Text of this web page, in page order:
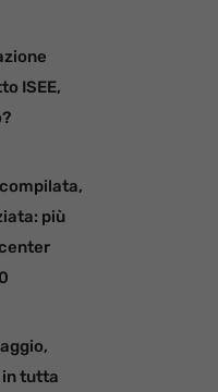
ISEE,
più
tutta